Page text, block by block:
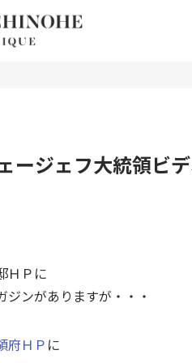
ージェフ大統領ビ
ＨＰに
ンがありますが・・・
府ＨＰ に